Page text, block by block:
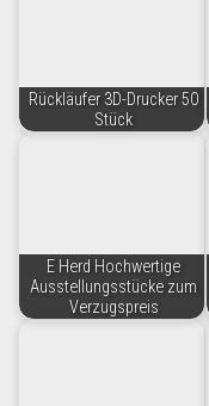
Rückläufer 3D-Drucker 50
Stück
E Herd Hochwertige
Ausstellungsstücke zum
Verzugspreis